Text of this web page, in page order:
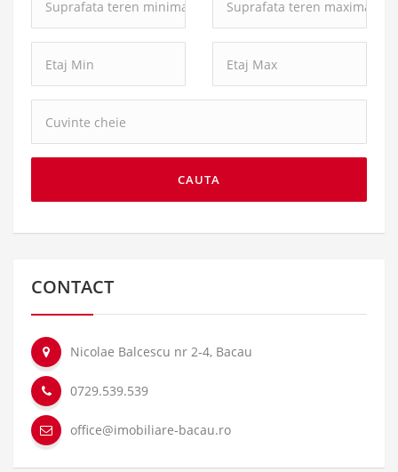
teren
minima:
teren
maxima:
cheie:
CAUTA
CONTACT
Nicolae Balcescu nr 2-4, Bacau
0729.539.539
office@imobiliare-bacau.ro